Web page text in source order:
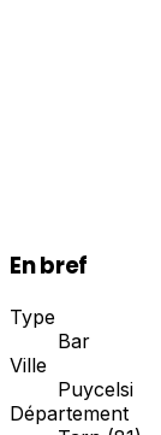
En bref
Type
Bar
Ville
Puycelsi
Département